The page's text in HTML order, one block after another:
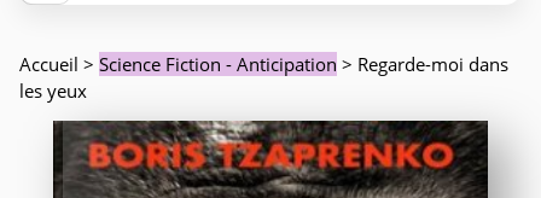
Accueil > Science Fiction - Anticipation > Regarde-moi dans
les yeux